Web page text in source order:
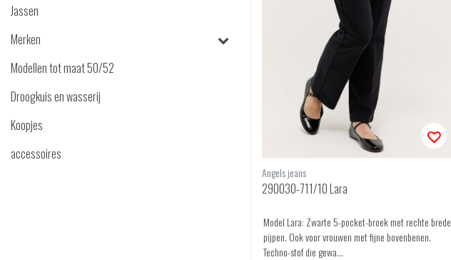
Jassen
Merken
Modellen tot maat 50/52
Droogkuis en wasserij
Koopjes
accessoires
Angels jeans
290030-711/10 Lara
Model Lara: Zwarte 5-pocket-broek met rechte brede
pijpen. Ook voor vrouwen met fijne bovenbenen.
Techno-stof die gewa...